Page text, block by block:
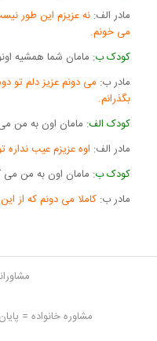
مادر الف: نه عزیزم این طور
می خونم.
کودک ب: مامان شما همشیه
مادر ب: می دونم عزیز دلم تو
بگذرانم.
کودک الف: مامان اون به من
مادر الف: اوه عزیزم عیب
کودک ب: مامان اون به من می
مادر ب: کاملا می دونم که از
مشاوره خانواده =